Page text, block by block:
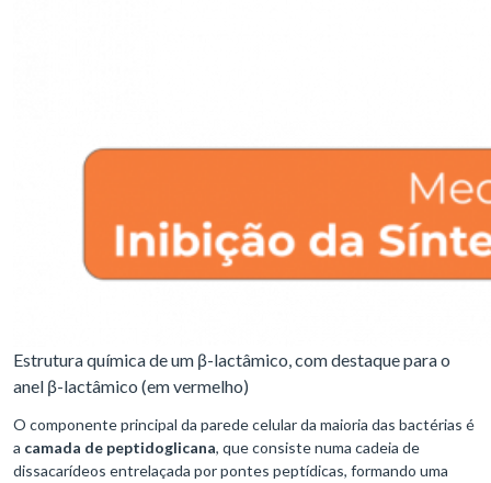
Estrutura química de um β-lactâmico, com destaque para o
anel β-lactâmico (em vermelho)
O componente principal da parede celular da maioria das bactérias é
a camada de peptidoglicana, que consiste numa cadeia de
dissacarídeos entrelaçada por pontes peptídicas, formando uma